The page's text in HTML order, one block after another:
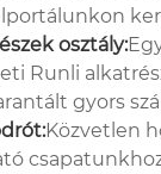
osztály:
Runli
gyors
Közvetlen